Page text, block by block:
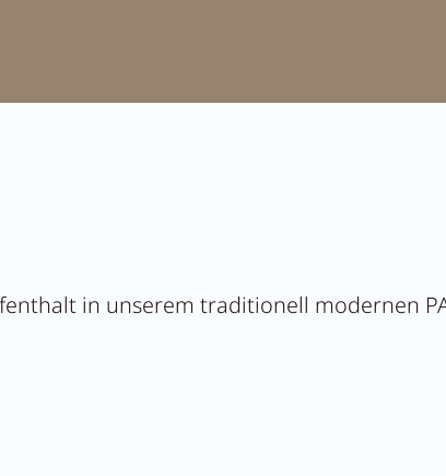
in unserem traditionell modernen